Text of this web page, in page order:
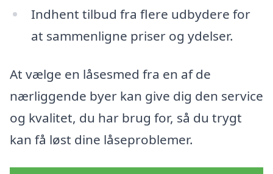
Indhent tilbud fra flere udbydere for
at sammenligne priser og ydelser.
At vælge en låsesmed fra en af de
nærliggende byer kan give dig den service
og kvalitet, du har brug for, så du trygt
kan få løst dine låseproblemer.